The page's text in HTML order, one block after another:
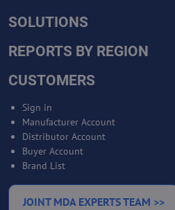
SOLUTIONS
REPORTS BY REGION
CUSTOMERS
Sign in
Manufacturer Account
Distributor Account
Buyer Account
Brand List
JOINT MDA EXPERTS TEAM >>